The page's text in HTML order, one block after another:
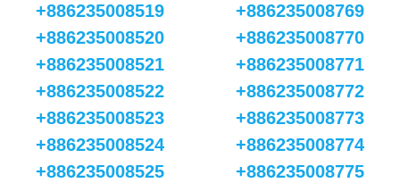
+886235008519
+886235008520
+886235008521
+886235008522
+886235008523
+886235008524
+886235008525
+886235008769
+886235008770
+886235008771
+886235008772
+886235008773
+886235008774
+886235008775